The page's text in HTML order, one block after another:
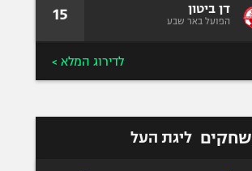
דן ביטון
הפועל באר שבע 15
לדירוג המלא >
ליגת העל